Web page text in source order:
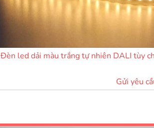
Đèn led dải màu trắng tự nhiên DALI tùy
Gửi yêu